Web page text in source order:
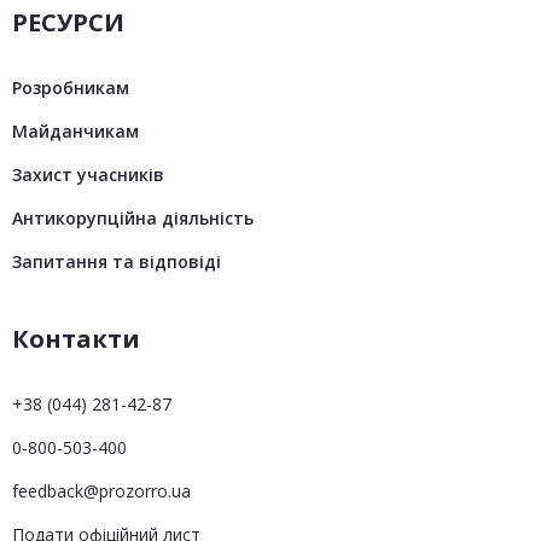
РЕСУРСИ
Розробникам
Майданчикам
Захист учасників
Антикорупційна діяльність
Запитання та відповіді
Контакти
+38 (044) 281-42-87
0-800-503-400
feedback@prozorro.ua
Подати офіційний лист